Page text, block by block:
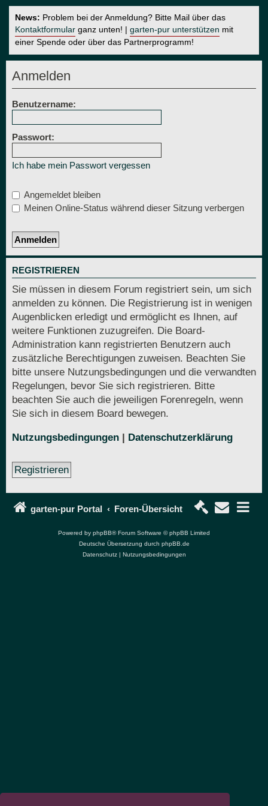
News: Problem bei der Anmeldung? Bitte Mail über das
Kontaktformular ganz unten! | garten-pur unterstützen mit
einer Spende oder über das Partnerprogramm!
Anmelden
Benutzername:
Passwort:
Ich habe mein Passwort vergessen
Angemeldet bleiben
Meinen Online-Status während dieser Sitzung verbergen
REGISTRIEREN
Sie müssen in diesem Forum registriert sein, um sich
anmelden zu können. Die Registrierung ist in wenigen
Augenblicken erledigt und ermöglicht es Ihnen, auf
weitere Funktionen zuzugreifen. Die Board-
Administration kann registrierten Benutzern auch
zusätzliche Berechtigungen zuweisen. Beachten Sie
bitte unsere Nutzungsbedingungen und die verwandten
Regelungen, bevor Sie sich registrieren. Bitte
beachten Sie auch die jeweiligen Forenregeln, wenn
Sie sich in diesem Board bewegen.
Nutzungsbedingungen | Datenschutzerklärung
Registrieren
garten-pur Portal Foren-Übersicht
Powered by phpBB® Forum Software © phpBB Limited
Deutsche Übersetzung durch phpBB.de
Datenschutz| Nutzungsbedingungen